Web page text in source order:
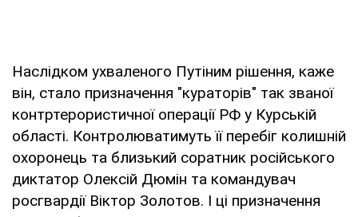
Наслідком ухваленого Путіним рішення, каже
він, стало призначення "кураторів" так званої
контртерористичної операції РФ у Курській
області. Контролюватимуть її перебіг колишній
охоронець та близький соратник російського
диктатор Олексій Дюмін та командувач
росгвардії Віктор Золотов. І ці призначення